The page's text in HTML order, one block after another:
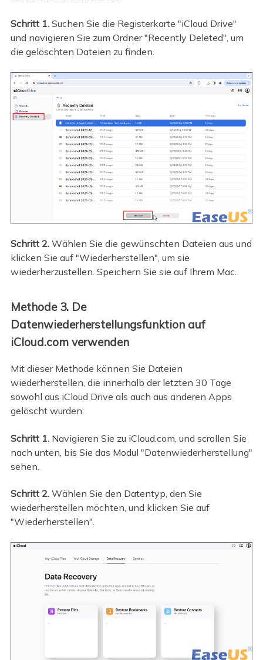
Schritt 1.Suchen Sie die Registerkarte "iCloud Drive"
und navigieren Sie zum Ordner "Recently Deleted", um
die gelöschten Dateien zu finden.
Schritt 2. Wählen Sie die gewünschten Dateien aus und
klicken Sie auf "Wiederherstellen", um sie
wiederherzustellen. Speichern Sie sie auf Ihrem Mac.
Methode 3. De
Datenwiederherstellungsfunktion auf
iCloud.com verwenden
Mit dieser Methode können Sie Dateien
wiederherstellen, die innerhalb der letzten 30 Tage
sowohl aus iCloud Drive als auch aus anderen Apps
gelöscht wurden:
Schritt 1. Navigieren Sie zu iCloud.com, und scrollen Sie
nach unten, bis Sie das Modul "Datenwiederherstellung"
sehen.
Schritt 2. Wählen Sie den Datentyp, den Sie
wiederherstellen möchten, und klicken Sie auf
"Wiederherstellen".